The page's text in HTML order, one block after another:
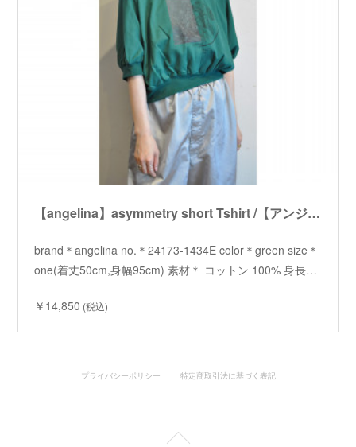
【angelina】asymmetry short Tshirt /【アンジェリーナ】アシメショートTシャツ
brand＊angelina no.＊24173-1434E color＊green size＊
one(着丈50cm,身幅95cm) 素材＊ コットン 100% 身長…
￥14,850 (税込)
プライバシーポリシー 特定商取引法に基づく表記